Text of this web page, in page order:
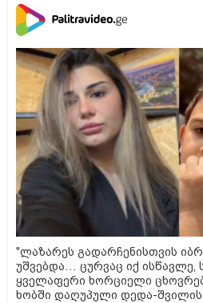
"ლაზარეს გადარჩენისთვის
უშვებდა… ცურვაც იქ ისწავლე,
ყველაფერი ხორციელი
ხობში დაღუპული დედა-